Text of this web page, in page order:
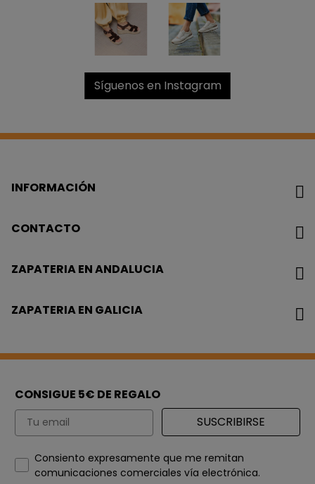
Síguenos en Instagram
INFORMACIÓN
CONTACTO
ZAPATERIA EN ANDALUCIA
ZAPATERIA EN GALICIA
CONSIGUE 5€ DE REGALO
Email SUSCRIBIRSE
How would you like to hear from us?
Consiento expresamente que me remitan
comunicaciones comerciales vía electrónica.